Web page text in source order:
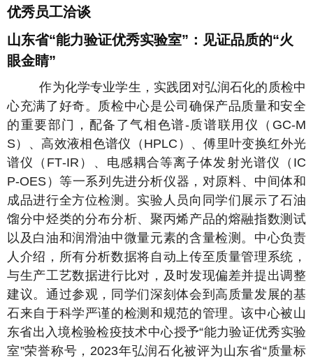
优秀员工洽谈
山东省“能力验证优秀实验室”：见证品质的“火
眼金睛”
作为化学专业学生，实践团对弘润石化的质检中
心充满了好奇。质检中心是公司确保产品质量和安全
的重要部门，配备了气相色谱-质谱联用仪（GC‑M
S）、高效液相色谱仪（HPLC）、傅里叶变换红外光
谱仪（FT‑IR）、电感耦合等离子体发射光谱仪（IC
P‑OES）等一系列先进分析仪器，对原料、中间体和
成品进行全方位检测。实验人员向同学们展示了石油
馏分中烃类的分布分析、聚丙烯产品的熔融指数测试
以及白油和润滑油中微量元素的含量检测。中心负责
人介绍，所有分析数据将自动上传至质量管理系统，
与生产工艺数据进行比对，及时发现偏差并提出调整
建议。通过参观，同学们深刻体会到高质量发展的基
石来自于科学严谨的检测和规范的管理。该中心被山
东省出入境检验检疫技术中心授予“能力验证优秀实验
室”荣誉称号，2023年弘润石化被评为山东省“质量标